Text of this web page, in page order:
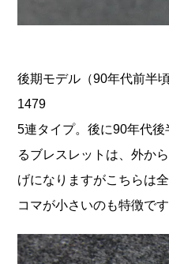
後期モデル（90年代前半頃
1479
5連タイプ。後に90年代
るブレスレットは、外か
げになりますがこちらは
コマが小さいのも特徴です